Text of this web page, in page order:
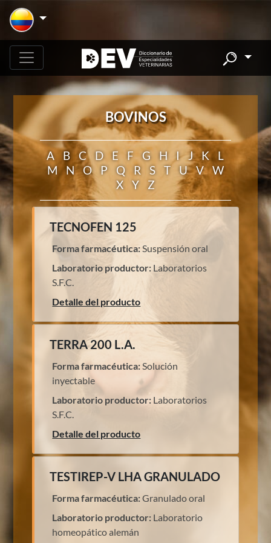
BOVINOS
A B C D E F G H I J K
L
M
N O P Q R S T U V
W
X
Y Z
TECNOFEN 125
Forma farmacéutica: Suspensión oral
Laboratorio productor: Laboratorios
S.F.C.
Detalle del producto
TERRA 200 L.A.
Forma farmacéutica: Solución
inyectable
Laboratorio productor: Laboratorios
S.F.C.
Detalle del producto
TESTIREP-V LHA GRANULADO
Forma farmacéutica:Granulado oral
Laboratorio productor: Laboratorio
homeopático alemán